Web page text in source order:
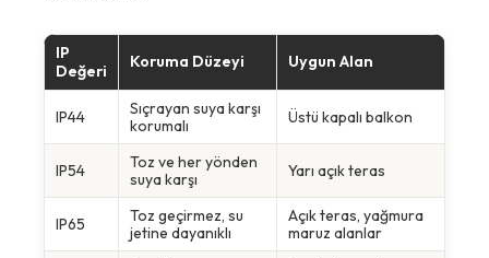
IP
Değeri
Koruma Düzeyi Uygun Alan
IP44
Sıçrayan suya karşı
korumalı
Üstü kapalı balkon
IP54
Toz ve her yönden
suya karşı
Yarı açık teras
IP65
Toz geçirmez, su
jetine dayanıklı
Açık teras, yağmura
maruz alanlar